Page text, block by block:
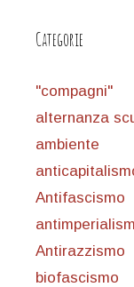
Categorie
"compagni"
alternanza
ambiente
Antifascismo
Antirazzismo
biofascismo